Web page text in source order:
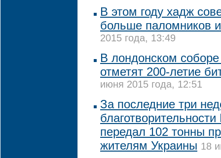
В этом году хадж
больше паломников
2015 года, 13:49
В лондонском
отметят 200-летие
июня 2015 года, 12:51
За последние три
передал 102 тонны
жителям Украины 18